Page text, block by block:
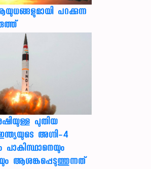
പറക്കുന്ന
പുതിയ
അഗ്നി-4
പാകിസ്ഥാനെയും
ആശങ്കപ്പെടുത്തുന്നത്